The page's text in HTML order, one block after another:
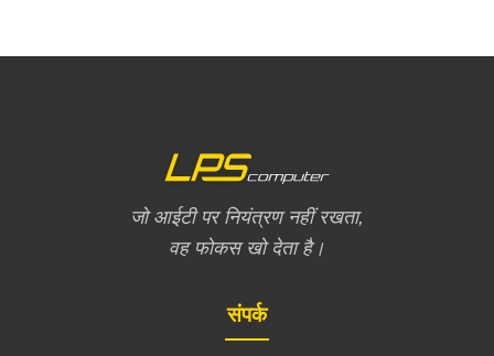
जो आईटी पर नियंत्रण नहीं रखता,
वह फोकस खो देता है।
संपर्क